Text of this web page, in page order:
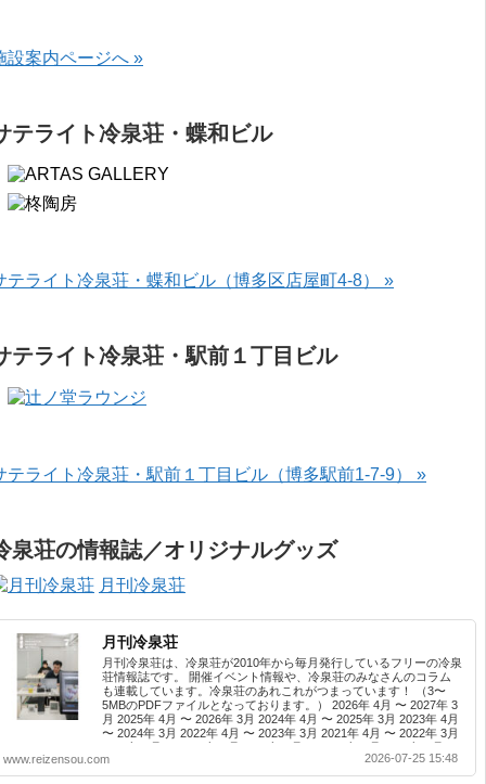
設案内ページへ »
テライト冷泉荘・蝶和ビル
テライト冷泉荘・蝶和ビル（博多区店屋町4-8） »
テライト冷泉荘・駅前１丁目ビル
テライト冷泉荘・駅前１丁目ビル（博多駅前1-7-9） »
泉荘の情報誌／オリジナルグッズ
月刊冷泉荘
月刊冷泉荘
月刊冷泉荘は、冷泉荘が2010年から毎月発行しているフリーの冷泉
荘情報誌です。 開催イベント情報や、冷泉荘のみなさんのコラム
も連載しています。冷泉荘のあれこれがつまっています！ （3〜
5MBのPDFファイルとなっております。） 2026年 4月 〜 2027年 3
月 2025年 4月 〜 2026年 3月 2024年 4月 〜 2025年 3月 2023年 4月
〜 2024年 3月 2022年 4月 〜 2023年 3月 2021年 4月 〜 2022年 3月
2020年 4月 〜 2021年 3月 2019年 4月 〜 2020年 3月 2018年 4月 〜
2019年 3月 2017年 4月 〜 2018年 3月 2016年 4月 〜 2017年 3月
2015年 4月 〜 2016年 3月 2014年 4月 〜 2015年 3月 2013...
www.reizensou.com 2026-07-25 15:48